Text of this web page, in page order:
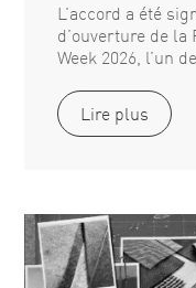
L’accord a été
d’ouverture de
Week 2026, l’un
Lire plus